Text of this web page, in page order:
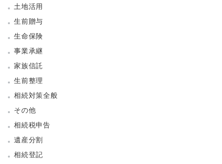
土地活用
生前贈与
生命保険
事業承継
家族信託
生前整理
相続対策全般
その他
相続税申告
遺産分割
相続登記